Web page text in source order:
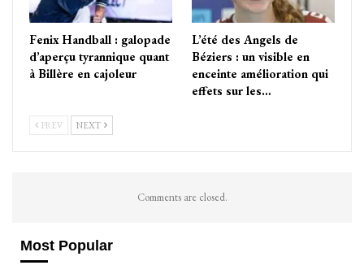
Fenix Handball : galopade
d’aperçu tyrannique quant
à Billère en cajoleur
L’été des Angels de
Béziers : un visible en
enceinte amélioration qui
effets sur les…
PREV NEXT
Comments are closed.
Most Popular